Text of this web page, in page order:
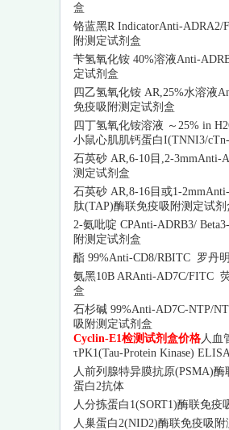
盒
铬蓝黑R IndicatorAnti-
附测定试剂盒
苄氢氧化铵 40%溶液Anti-
定试剂盒
四乙氢氧化铵 AR,25%水溶液
免疫吸附测定试剂盒
四丁氢氧化铵溶液 ～ 25% in
小鼠心肌肌钙蛋白I(TNNI3/
石英砂 AR,6-10目,2-3mmAnti-
测定试剂盒
石英砂 AR,8-16目或1-
肽(TAP)酶联免疫吸附测定试剂
2-氨吡啶 CPAnti-ADRB3/
附测定试剂盒
酯 99%Anti-CD8/RBITC 罗丹
氨黑10B ARAnti-AD7C/FITC
盒
石杉碱 99%Anti-AD7C-NTP/
吸附测定试剂盒
Cyclin-E1检测试剂盒价格人血
τPK1(Tau-Protein Kinase)
人前列腺特异膜抗原(PSMA)酶
蛋白2抗体
人分拣蛋白 1(SORT1)酶联免疫
人巢蛋白2(NID2)酶联免疫吸附